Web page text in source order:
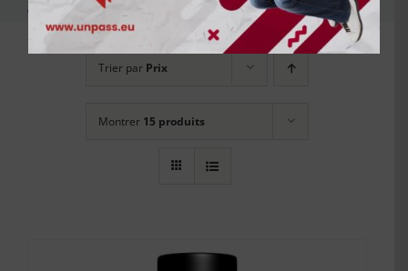
Trier par Prix
Montrer 15 produits